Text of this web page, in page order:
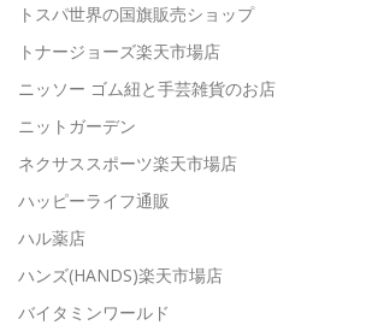
トスパ世界の国旗販売ショップ
トナージョーズ楽天市場店
ニッソー ゴム紐と手芸雑貨のお店
ニットガーデン
ネクサススポーツ楽天市場店
ハッピーライフ通販
ハル薬店
ハンズ(HANDS)楽天市場店
バイタミンワールド